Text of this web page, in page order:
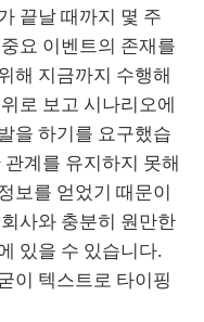
끝날 때까지 몇 주
요 이벤트의 존재를
해 지금까지 수행해
로 보고 시나리오에
을 하기를 요구했습
계를 유지하지 못해
보를 얻었기 때문이
사와 충분히 원만한
있을 수 있습니다.
이 텍스트로 타이핑